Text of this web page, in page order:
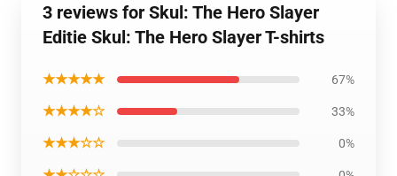
3 reviews for Skul: The Hero Slayer
Editie Skul: The Hero Slayer T-shirts
★★★★★ 67%
★★★★☆ 33%
★★★☆☆ 0%